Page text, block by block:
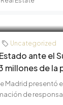
Uncategorized
ante el
millones de la
Madrid presentó
de